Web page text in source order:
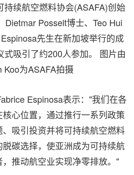
持续航空燃料协会(ASAFA)创始
Dietmar Posselt博士、Teo Hui
先生在新加坡举行的成
式吸引了约200人参加。 图片由
Koo为ASAFA拍摄
Espinosa表示："我们在各
心位置，通过推行一系列政策
吸引投资并将可持续航空燃料
碳选择，使亚洲成为可持续航
推动航空业实现净零排放。"